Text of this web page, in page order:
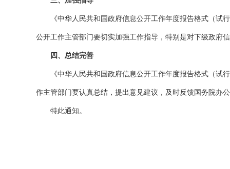
《中华人民共和国政府信息公开工作年度报告格式（试行
公开工作主管部门要切实加强工作指导，特别是对下级政府
四、总结完善
《中华人民共和国政府信息公开工作年度报告格式（试行
作主管部门要认真总结，提出意见建议，及时反馈国务院办
特此通知。